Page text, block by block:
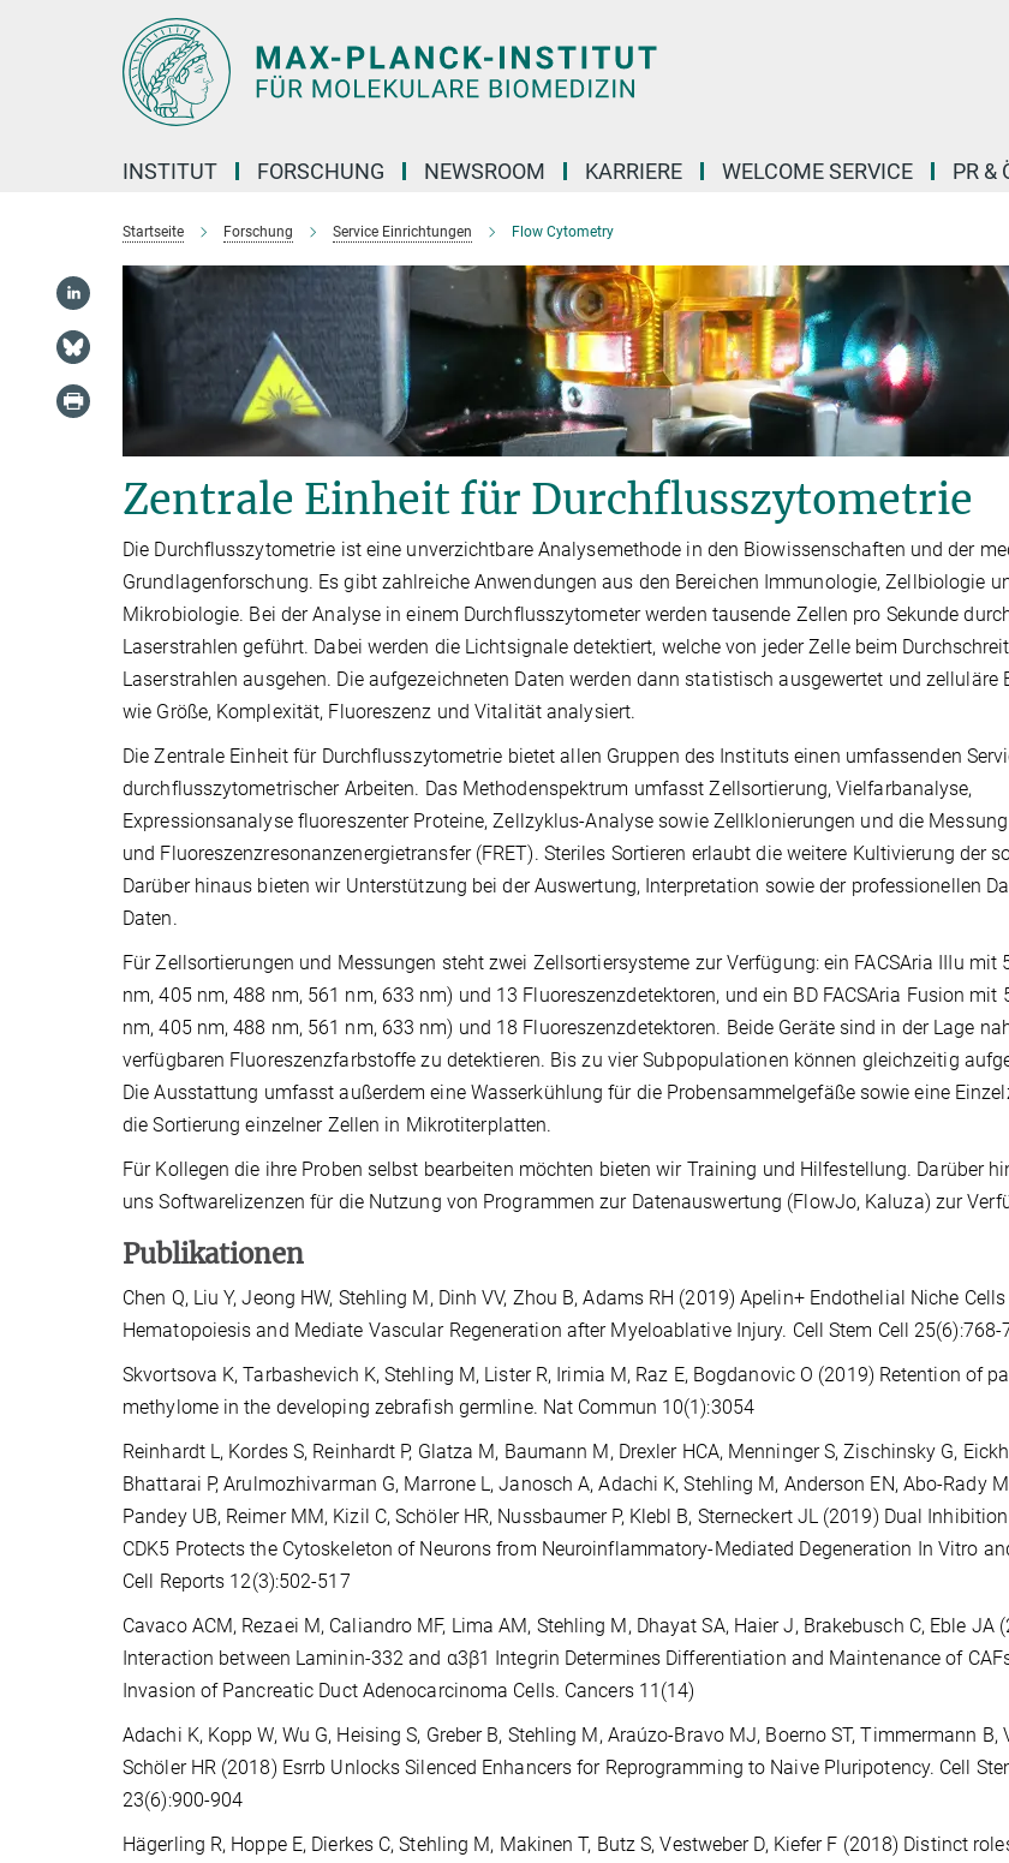
INSTITUT FORSCHUNG NEWSROOM KARRIERE WELCOME SERVICE PR &
Startseite Forschung Service Einrichtungen Flow Cytometry
Zentrale Einheit für Durchflusszytometrie
Die Durchflusszytometrie ist eine unverzichtbare Analysemethode in den Biowissenschaften und der
Grundlagenforschung. Es gibt zahlreiche Anwendungen aus den Bereichen Immunologie, Zellbiologie
Mikrobiologie. Bei der Analyse in einem Durchflusszytometer werden tausende Zellen pro Sekunde
Laserstrahlen geführt. Dabei werden die Lichtsignale detektiert, welche von jeder Zelle beim
Laserstrahlen ausgehen. Die aufgezeichneten Daten werden dann statistisch ausgewertet und zelluläre
wie Größe, Komplexität, Fluoreszenz und Vitalität analysiert.
Die Zentrale Einheit für Durchflusszytometrie bietet allen Gruppen des Instituts einen umfassenden
durchflusszytometrischer Arbeiten. Das Methodenspektrum umfasst Zellsortierung, Vielfarbanalyse,
Expressionsanalyse fluoreszenter Proteine, Zellzyklus-Analyse sowie Zellklonierungen und die
und Fluoreszenzresonanzenergietransfer (FRET). Steriles Sortieren erlaubt die weitere Kultivierung der
Darüber hinaus bieten wir Unterstützung bei der Auswertung, Interpretation sowie der professionellen
Daten.
Für Zellsortierungen und Messungen steht zwei Zellsortiersysteme zur Verfügung: ein FACSAria IIIu mit
nm, 405 nm, 488 nm, 561 nm, 633 nm) und 13 Fluoreszenzdetektoren, und ein BD FACSAria Fusion mit
nm, 405 nm, 488 nm, 561 nm, 633 nm) und 18 Fluoreszenzdetektoren. Beide Geräte sind in der Lage
verfügbaren Fluoreszenzfarbstoffe zu detektieren. Bis zu vier Subpopulationen können gleichzeitig
Die Ausstattung umfasst außerdem eine Wasserkühlung für die Probensammelgefäße sowie eine
die Sortierung einzelner Zellen in Mikrotiterplatten.
Für Kollegen die ihre Proben selbst bearbeiten möchten bieten wir Training und Hilfestellung. Darüber
uns Softwarelizenzen für die Nutzung von Programmen zur Datenauswertung (FlowJo, Kaluza) zur
Publikationen
Chen Q, Liu Y, Jeong HW, Stehling M, Dinh VV, Zhou B, Adams RH (2019) Apelin+ Endothelial Niche
Hematopoiesis and Mediate Vascular Regeneration after Myeloablative Injury. Cell Stem Cell 25(6):768-
Skvortsova K, Tarbashevich K, Stehling M, Lister R, Irimia M, Raz E, Bogdanovic O (2019) Retention of
methylome in the developing zebrafish germline. Nat Commun 10(1):3054
Reinhardt L, Kordes S, Reinhardt P, Glatza M, Baumann M, Drexler HCA, Menninger S, Zischinsky G,
Bhattarai P, Arulmozhivarman G, Marrone L, Janosch A, Adachi K, Stehling M, Anderson EN, Abo-Rady
Pandey UB, Reimer MM, Kizil C, Schöler HR, Nussbaumer P, Klebl B, Sterneckert JL (2019) Dual
CDK5 Protects the Cytoskeleton of Neurons from Neuroinflammatory-Mediated Degeneration In Vitro
Cell Reports 12(3):502-517
Cavaco ACM, Rezaei M, Caliandro MF, Lima AM, Stehling M, Dhayat SA, Haier J, Brakebusch C, Eble JA
Interaction between Laminin-332 and α3β1 Integrin Determines Differentiation and Maintenance of
Invasion of Pancreatic Duct Adenocarcinoma Cells. Cancers 11(14)
Adachi K, Kopp W, Wu G, Heising S, Greber B, Stehling M, Araúzo-Bravo MJ, Boerno ST, Timmermann B,
Schöler HR (2018) Esrrb Unlocks Silenced Enhancers for Reprogramming to Naive Pluripotency. Cell
23(6):900-904
Hägerling R, Hoppe E, Dierkes C, Stehling M, Makinen T, Butz S, Vestweber D, Kiefer F (2018) Distinct